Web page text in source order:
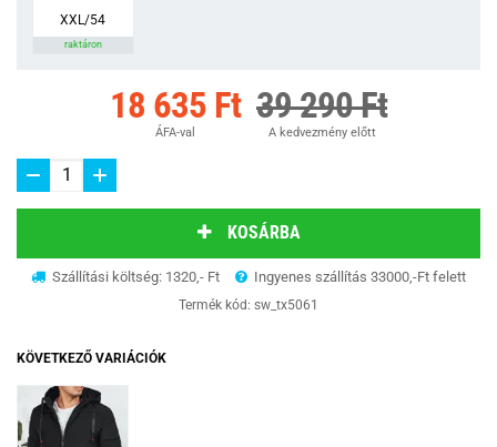
XXL/54
raktáron
18 635 Ft
ÁFA-val
39 290 Ft
A kedvezmény előtt
KOSÁRBA
Szállítási költség: 1320,- Ft Ingyenes szállítás 33000,-Ft felett
Termék kód: sw_tx5061
KÖVETKEZŐ VARIÁCIÓK